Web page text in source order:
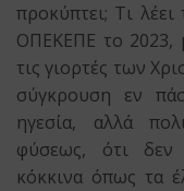
προκύπτει; Τι
ΟΠΕΚΕΠΕ το 2023,
τις γιορτές των
σύγκρουση εν
ηγεσία, αλλά
φύσεως, ότι
κόκκινα όπως τα